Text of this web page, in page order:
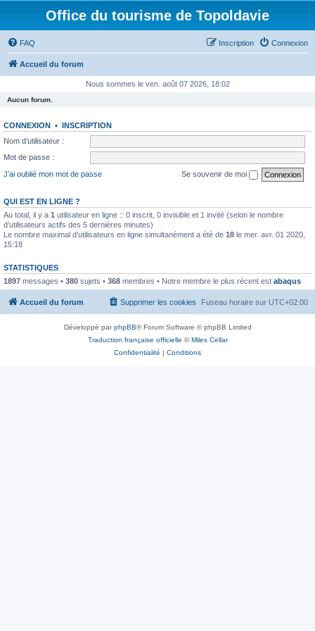
Office du tourisme de Topoldavie
FAQ Connexion
Inscription
Accueil du forum
Nous sommes le ven. août 07 2026, 18:02
Aucun forum.
CONNEXION • INSCRIPTION
Nom d’utilisateur :
Mot de passe :
J’ai oublié mon mot de passe
Se souvenir de moi
QUI EST EN LIGNE ?
Au total, il y a 1 utilisateur en ligne :: 0 inscrit, 0 invisible et 1 invité (selon le nombre
d’utilisateurs actifs des 5 dernières minutes)
Le nombre maximal d’utilisateurs en ligne simultanément a été de 18 le mer. avr. 01 2020,
15:18
STATISTIQUES
1897 messages • 380 sujets • 368 membres • Notre membre le plus récent est abaqus
Accueil du forum Fuseau horaire sur UTC+02:00
Supprimer les cookies
Développé parphpBB® Forum Software © phpBB Limited
Traduction française officielle ©Miles Cellar
Confidentialité | Conditions